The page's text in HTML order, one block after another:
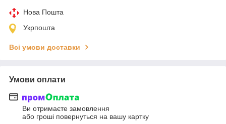
Нова Пошта
Укрпошта
Всі умови доставки
Умови оплати
Ви отримаєте замовлення
або гроші повернуться на вашу картку